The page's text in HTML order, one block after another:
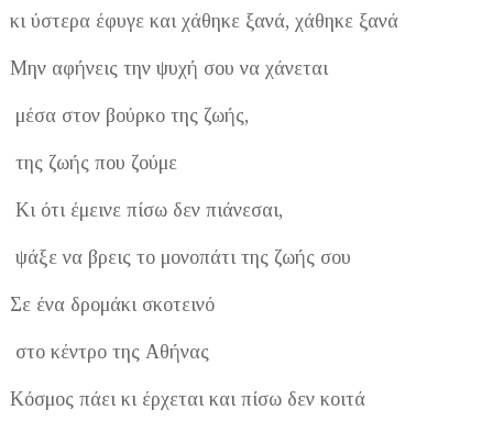
κι ύστερα έφυγε και χάθηκε ξανά, χάθηκε ξανά
Μην αφήνεις την ψυχή σου να χάνεται
μέσα στον βούρκο της ζωής,
της ζωής που ζούμε
Κι ότι έμεινε πίσω δεν πιάνεσαι,
ψάξε να βρεις το μονοπάτι της ζωής σου
Σε ένα δρομάκι σκοτεινό
στο κέντρο της Αθήνας
Κόσμος πάει κι έρχεται και πίσω δεν κοιτά